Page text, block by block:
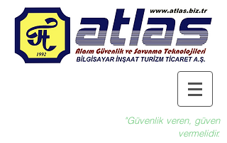
"Güvenlik veren, güven
vermelidir.